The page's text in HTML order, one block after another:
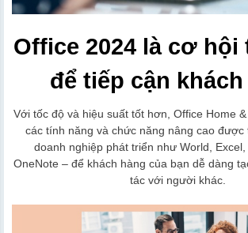
Office 2024 là cơ hội
để tiếp cận
Với tốc độ và hiệu suất tốt hơn, Office Home
các tính năng và chức năng nâng cao được
doanh nghiệp phát triển như World,
OneNote – để khách hàng của bạn dễ dàng
tác với người khác.